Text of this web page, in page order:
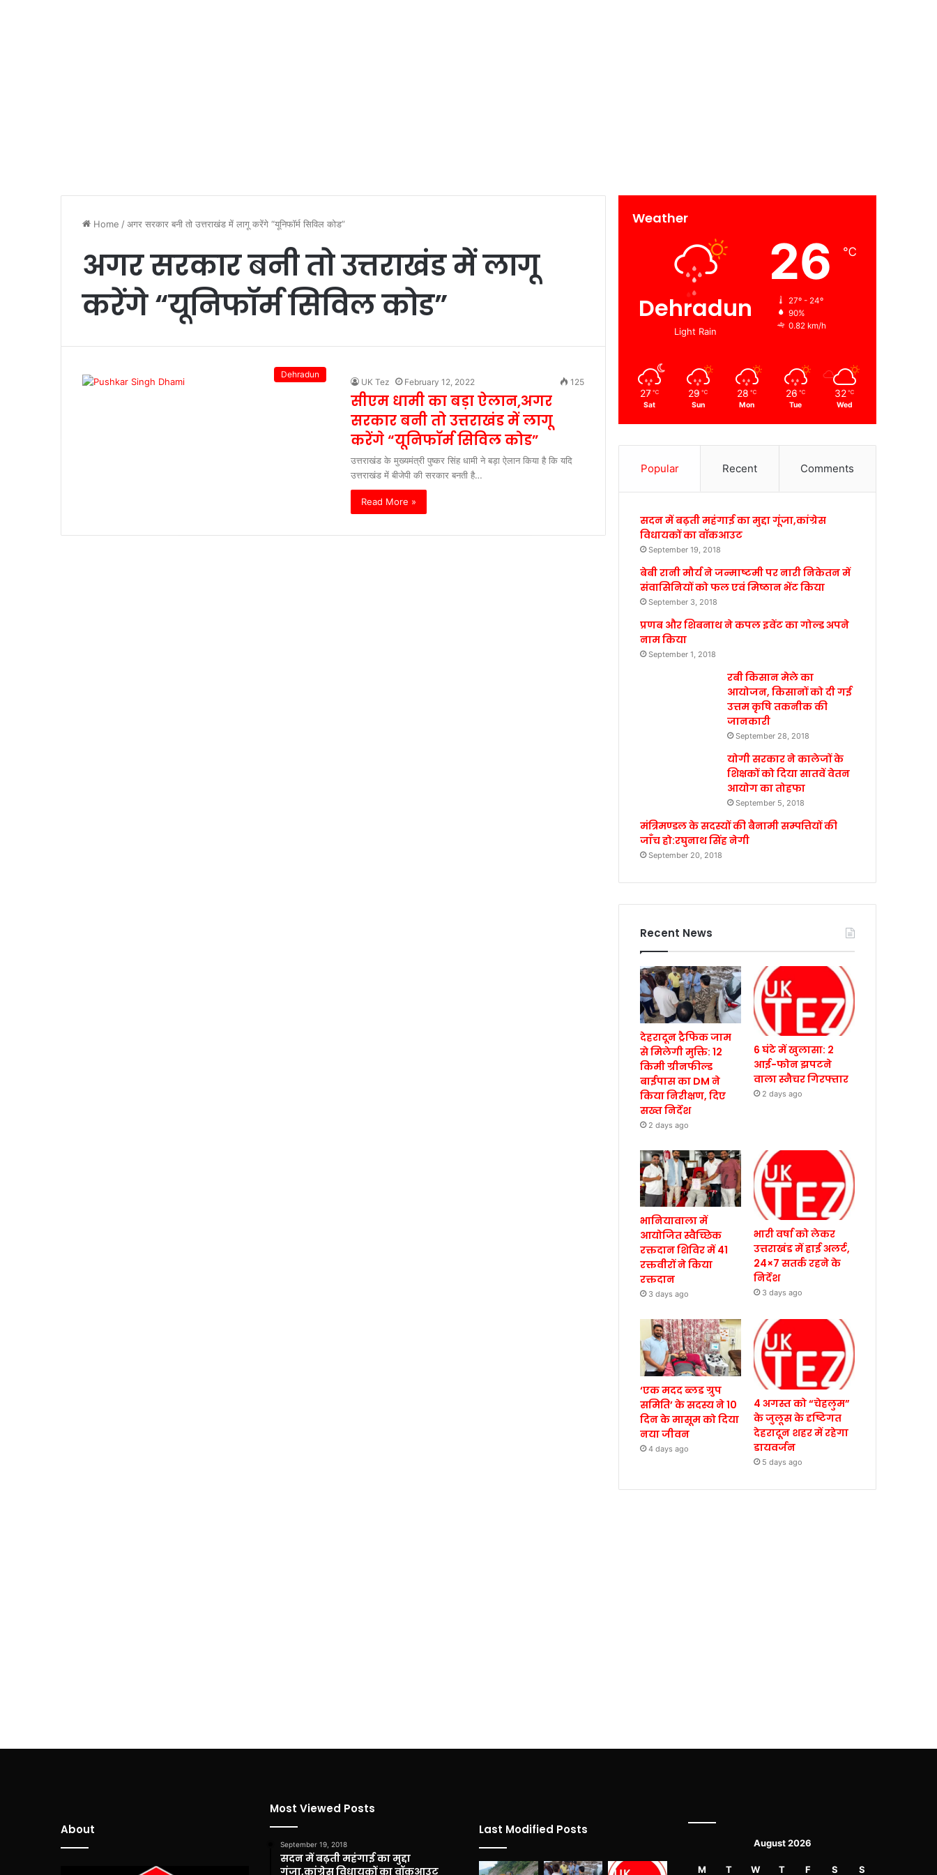
Home /अगर सरकार बनी तो उत्तराखंड में लागू करेंगे “यूनिफॉर्म सिविल कोड”
अगर सरकार बनी तो उत्तराखंड में लागू
करेंगे “यूनिफॉर्म सिविल कोड”
Dehradun
UK Tez February 12, 2022 125
सीएम धामी का बड़ा ऐलान,अगर
सरकार बनी तो उत्तराखंड में लागू
करेंगे “यूनिफॉर्म सिविल कोड”
उत्तराखंड के मुख्यमंत्री पुष्कर सिंह धामी ने बड़ा ऐलान किया है कि यदि
उत्तराखंड में बीजेपी की सरकार बनती है…
Read More »
Weather
Dehradun
Light Rain
26 ℃
27º - 24º
90%
0.82 km/h
27 ℃
Sat
29 ℃
Sun
28 ℃
Mon
26 ℃
Tue
32 ℃
Wed
Popular Recent Comments
सदन में बढ़ती महंगाई का मुद्दा गूंजा,कांग्रेस
विधायकों का वॉकआउट
September 19, 2018
बेबी रानी मौर्य ने जन्माष्टमी पर नारी निकेतन में
संवासिनियों को फल एवं मिष्ठान भेंट किया
September 3, 2018
प्रणब और शिबनाथ ने कपल इवेंट का गोल्ड अपने
नाम किया
September 1, 2018
रबी किसान मेले का
आयोजन, किसानों को दी गई
उत्तम कृषि तकनीक की
जानकारी
September 28, 2018
योगी सरकार ने कालेजों के
शिक्षकों को दिया सातवें वेतन
आयोग का तोहफा
September 5, 2018
मंत्रिमण्डल के सदस्यों की बैनामी सम्पत्तियों की
जाँच हो:रघुनाथ सिंह नेगी
September 20, 2018
Recent News
देहरादून ट्रैफिक जाम
से मिलेगी मुक्ति: 12
किमी ग्रीनफील्ड
बाईपास का DM ने
किया निरीक्षण, दिए
सख्त निर्देश
2 days ago
6 घंटे में खुलासा: 2
आई-फोन झपटने
वाला स्नैचर गिरफ्तार
2 days ago
भानियावाला में
आयोजित स्वैच्छिक
रक्तदान शिविर में 41
रक्तवीरों ने किया
रक्तदान
3 days ago
भारी वर्षा को लेकर
उत्तराखंड में हाई अलर्ट,
24×7 सतर्क रहने के
निर्देश
3 days ago
‘एक मदद ब्लड ग्रुप
समिति’ के सदस्य ने 10
दिन के मासूम को दिया
नया जीवन
4 days ago
4 अगस्त को “चेहलुम”
के जुलूस के दृष्टिगत
देहरादून शहर में रहेगा
डायवर्जन
5 days ago
About
Most Viewed Posts
September 19, 2018
सदन में बढ़ती महंगाई का मुद्दा
गूंजा,कांग्रेस विधायकों का वॉकआउट
Last Modified Posts
August 2026
M T W T F S S